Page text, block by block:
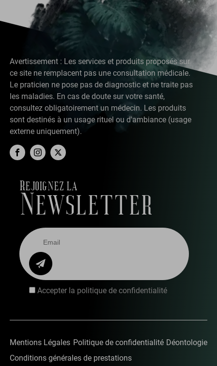
Avertissement : Les services et produits proposés sur
ce site ne remplacent pas une consultation médicale.
Le praticien ne pose pas de diagnostic et ne traite pas
les maladies. En cas de doute sur votre santé,
consultez obligatoirement un médecin. Les produits
sont destinés à un usage rituel ou d'ambiance (usage
externe uniquement).
Rejoignez la
Newsletter
Accepter la politique de confidentialité
Mentions Légales Politique de confidentialité Déontologie
Conditions générales de prestations